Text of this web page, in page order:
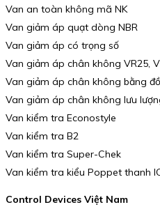
Van an toàn không mã NK
Van giảm áp quạt dòng NBR
Van giảm áp có trọng số
Van giảm áp chân không VR25,
Van giảm áp chân không bằng
Van giảm áp chân không lưu
Van kiểm tra Econostyle
Van kiểm tra B2
Van kiểm tra Super-Chek
Van kiểm tra kiểu Poppet thanh
Control Devices Việt Nam